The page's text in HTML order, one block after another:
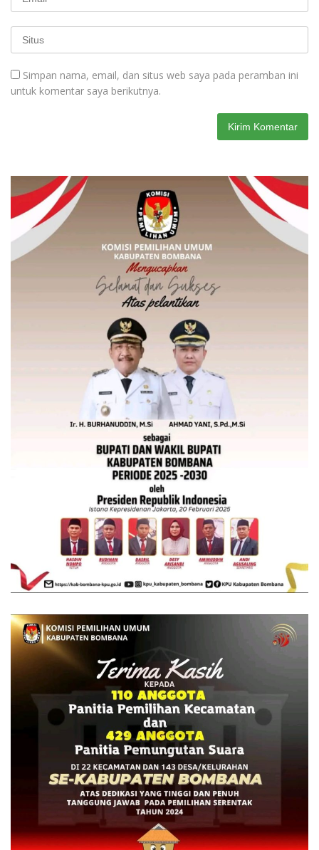
Simpan nama, email, dan situs web saya pada peramban ini
untuk komentar saya berikutnya.